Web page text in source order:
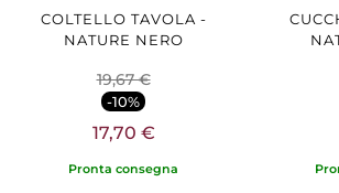
COLTELLO TAVOLA -
NATURE NERO
19,67 €
-10%
17,70 €
Pronta consegna